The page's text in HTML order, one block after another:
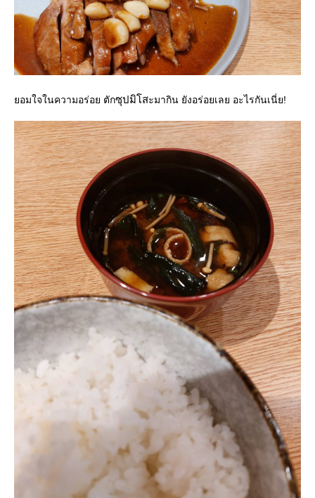
อมใจในความอร่อย ตักซุปมิโสะมากิน ยังอร่อยเลย อะไรกันเนี่ย!